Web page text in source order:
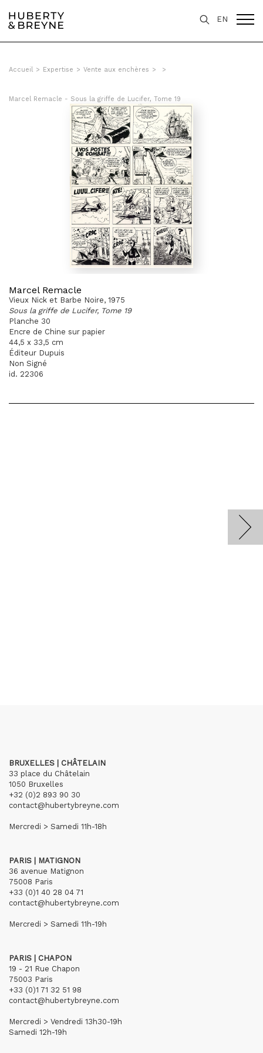
EN
Accueil > Expertise > Vente aux enchères > >
Marcel Remacle - Sous la griffe de Lucifer, Tome 19
Marcel Remacle
Vieux Nick et Barbe Noire, 1975
Sous la griffe de Lucifer, Tome 19
Planche 30
Encre de Chine sur papier
44,5 x 33,5 cm
Éditeur Dupuis
Non Signé
id. 22306
BRUXELLES | CHÂTELAIN
33 place du Châtelain
1050 Bruxelles
+32 (0)2 893 90 30
contact@hubertybreyne.com
Mercredi > Samedi 11h-18h
PARIS | MATIGNON
36 avenue Matignon
75008 Paris
+33 (0)1 40 28 04 71
contact@hubertybreyne.com
Mercredi > Samedi 11h-19h
PARIS | CHAPON
19 - 21 Rue Chapon
75003 Paris
+33 (0)1 71 32 51 98
contact@hubertybreyne.com
Mercredi > Vendredi 13h30-19h
Samedi 12h-19h